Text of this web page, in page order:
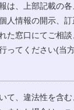
は、上部記載の
人情報の開示、
た窓口にてご相
ってください(当
て、違法性を含